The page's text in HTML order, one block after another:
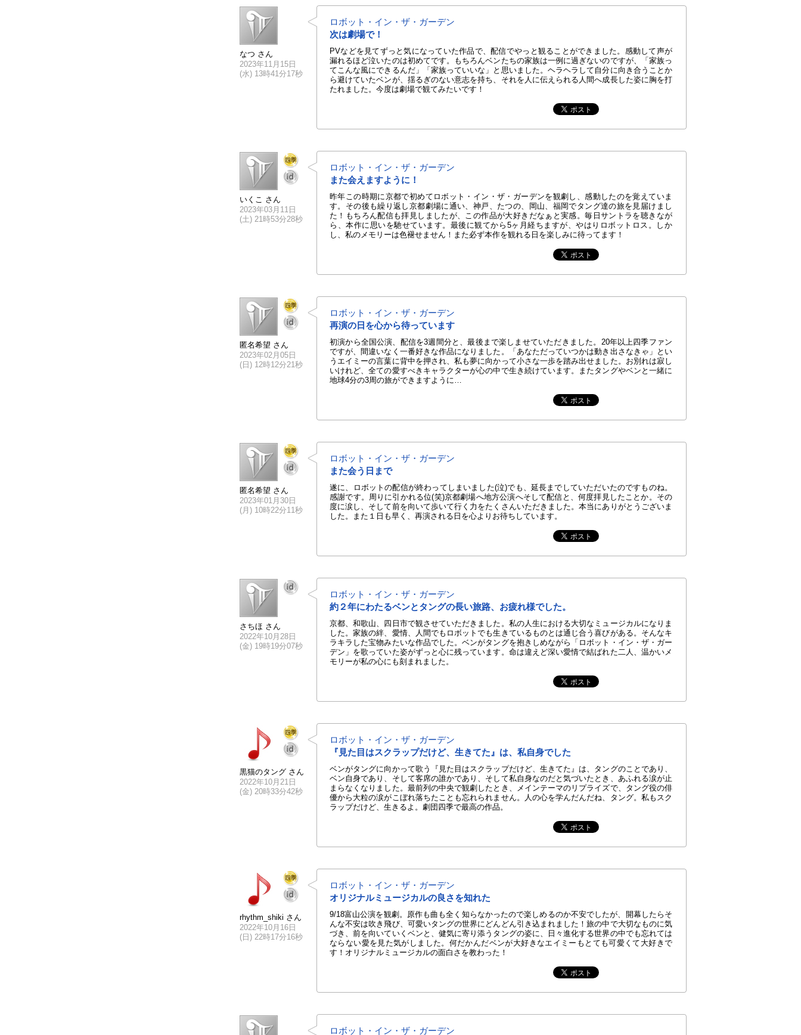
なつ さん
2023年11月15日
(水) 13時41分17秒
ロボット・イン・ザ・ガーデン
次は劇場で！
PVなどを見てずっと気になっていた作品で、配信でやっと観ることができました。感動して声が
漏れるほど泣いたのは初めてです。もちろんベンたちの家族は一例に過ぎないのですが、「家族っ
てこんな風にできるんだ」「家族っていいな」と思いました。ヘラヘラして自分に向き合うことか
ら避けていたベンが、揺るぎのない意志を持ち、それを人に伝えられる人間へ成長した姿に胸を打
たれました。今度は劇場で観てみたいです！
いくこ さん
2023年03月11日
(土) 21時53分28秒
ロボット・イン・ザ・ガーデン
また会えますように！
昨年この時期に京都で初めてロボット・イン・ザ・ガーデンを観劇し、感動したのを覚えていま
す。その後も繰り返し京都劇場に通い、神戸、たつの、岡山、福岡でタング達の旅を見届けまし
た！もちろん配信も拝見しましたが、この作品が大好きだなぁと実感。毎日サントラを聴きなが
ら、本作に思いを馳せています。最後に観てから5ヶ月経ちますが、やはりロボットロス。しか
し、私のメモリーは色褪せません！また必ず本作を観れる日を楽しみに待ってます！
匿名希望 さん
2023年02月05日
(日) 12時12分21秒
ロボット・イン・ザ・ガーデン
再演の日を心から待っています
初演から全国公演、配信を3週間分と、最後まで楽しませていただきました。20年以上四季ファン
ですが、間違いなく一番好きな作品になりました。「あなただっていつかは動き出さなきゃ」とい
うエイミーの言葉に背中を押され、私も夢に向かって小さな一歩を踏み出せました。お別れは寂し
いけれど、全ての愛すべきキャラクターが心の中で生き続けています。またタングやベンと一緒に
地球4分の3周の旅ができますように…
匿名希望 さん
2023年01月30日
(月) 10時22分11秒
ロボット・イン・ザ・ガーデン
また会う日まで
遂に、ロボットの配信が終わってしまいました(泣)でも、延長までしていただいたのですものね。
感謝です。周りに引かれる位(笑)京都劇場へ地方公演へそして配信と、何度拝見したことか。その
度に涙し、そして前を向いて歩いて行く力をたくさんいただきました。本当にありがとうございま
した。また１日も早く、再演される日を心よりお待ちしています。
さちほ さん
2022年10月28日
(金) 19時19分07秒
ロボット・イン・ザ・ガーデン
約２年にわたるベンとタングの長い旅路、お疲れ様でした。
京都、和歌山、四日市で観させていただきました。私の人生における大切なミュージカルになりま
した。家族の絆、愛情、人間でもロボットでも生きているものとは通じ合う喜びがある。そんなキ
ラキラした宝物みたいな作品でした。ベンがタングを抱きしめながら「ロボット・イン・ザ・ガー
デン」を歌っていた姿がずっと心に残っています。命は違えど深い愛情で結ばれた二人、温かいメ
モリーが私の心にも刻まれました。
黒猫のタング さん
2022年10月21日
(金) 20時33分42秒
ロボット・イン・ザ・ガーデン
『見た目はスクラップだけど、生きてた』は、私自身でした
ベンがタングに向かって歌う『見た目はスクラップだけど、生きてた』は、タングのことであり、
ベン自身であり、そして客席の誰かであり、そして私自身なのだと気づいたとき、あふれる涙が止
まらなくなりました。最前列の中央で観劇したとき、メインテーマのリプライズで、タング役の俳
優から大粒の涙がこぼれ落ちたことも忘れられません。人の心を学んだんだね、タング。私もスク
ラップだけど、生きるよ。劇団四季で最高の作品。
rhythm_shiki さん
2022年10月16日
(日) 22時17分16秒
ロボット・イン・ザ・ガーデン
オリジナルミュージカルの良さを知れた
9/18富山公演を観劇。原作も曲も全く知らなかったので楽しめるのか不安でしたが、開幕したらそ
んな不安は吹き飛び、可愛いタングの世界にどんどん引き込まれました！旅の中で大切なものに気
づき、前を向いていくベンと、健気に寄り添うタングの姿に、日々進化する世界の中でも忘れては
ならない愛を見た気がしました。何だかんだベンが大好きなエイミーもとても可愛くて大好きで
す！オリジナルミュージカルの面白さを教わった！
ロボット・イン・ザ・ガーデン